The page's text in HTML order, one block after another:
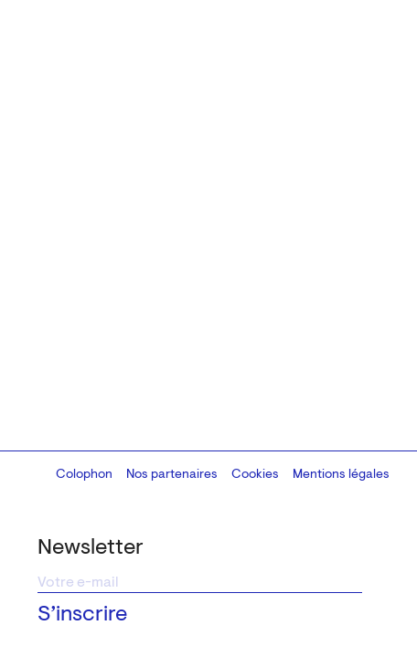
Newsletter
Colophon
Design:Marcel Kaczmarek, code:8080.studio
Nos partenaires Cookies Mentions légales